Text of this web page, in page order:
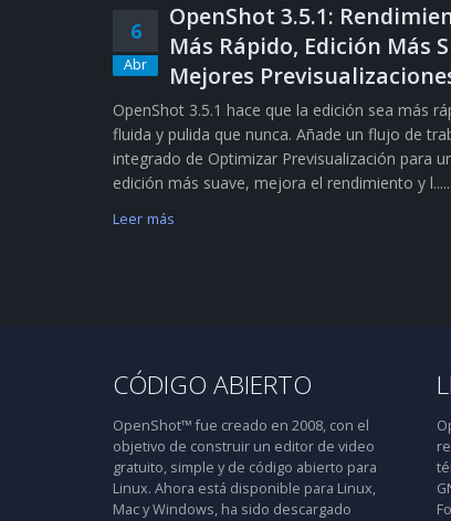
6
Abr
OpenShot 3.5.1:
Más Rápido, Edición Más
Mejores
OpenShot 3.5.1 hace que la edición sea más
fluida y pulida que nunca. Añade un flujo de
integrado de Optimizar Previsualización para
edición más suave, mejora el rendimiento y l......
Leer más
CÓDIGO ABIERTO
OpenShot™ fue creado en 2008, con el
objetivo de construir un editor de video
gratuito, simple y de código abierto para
Linux. Ahora está disponible para Linux,
Mac y Windows, ha sido descargado